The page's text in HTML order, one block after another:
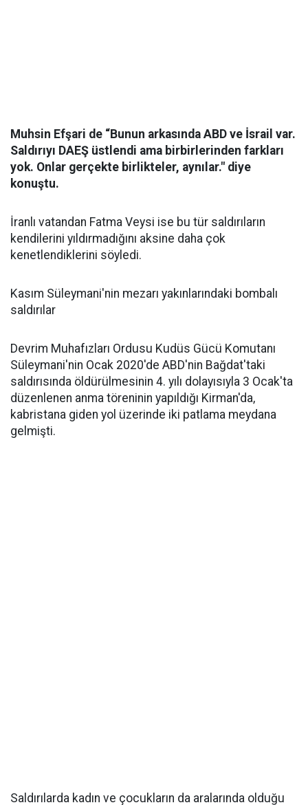
Muhsin Efşari de “Bunun arkasında ABD ve İsrail var.
Saldırıyı DAEŞ üstlendi ama birbirlerinden farkları
yok. Onlar gerçekte birlikteler, aynılar." diye
konuştu.
İranlı vatandan Fatma Veysi ise bu tür saldırıların
kendilerini yıldırmadığını aksine daha çok
kenetlendiklerini söyledi.
Kasım Süleymani'nin mezarı yakınlarındaki bombalı
saldırılar
Devrim Muhafızları Ordusu Kudüs Gücü Komutanı
Süleymani'nin Ocak 2020'de ABD'nin Bağdat'taki
saldırısında öldürülmesinin 4. yılı dolayısıyla 3 Ocak'ta
düzenlenen anma töreninin yapıldığı Kirman'da,
kabristana giden yol üzerinde iki patlama meydana
gelmişti.
Saldırılarda kadın ve çocukların da aralarında olduğu